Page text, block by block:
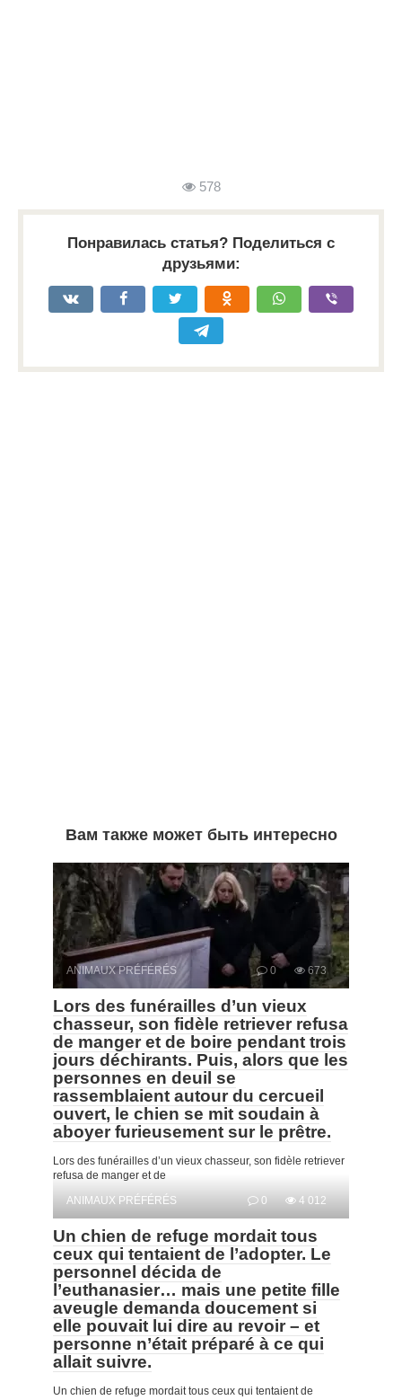
578
Понравилась статья? Поделиться с
друзьями:
Вам также может быть интересно
ANIMAUX PRÉFÉRÉS 0 673
Lors des funérailles d’un vieux
chasseur, son fidèle retriever refusa
de manger et de boire pendant trois
jours déchirants. Puis, alors que les
personnes en deuil se
rassemblaient autour du cercueil
ouvert, le chien se mit soudain à
aboyer furieusement sur le prêtre.
Lors des funérailles d’un vieux chasseur, son fidèle retriever
refusa de manger et de
ANIMAUX PRÉFÉRÉS
0 4 012
Un chien de refuge mordait tous
ceux qui tentaient de l’adopter. Le
personnel décida de
l’euthanasier… mais une petite fille
aveugle demanda doucement si
elle pouvait lui dire au revoir – et
personne n’était préparé à ce qui
allait suivre.
Un chien de refuge mordait tous ceux qui tentaient de